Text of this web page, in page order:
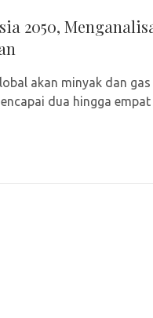
2050,
akan minyak dan gas
dua hingga empat